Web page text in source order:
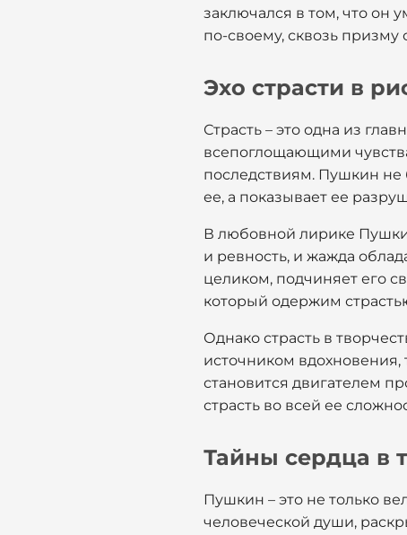
заключался в том, что он
по-своему, сквозь призму
Эхо страсти в
Страсть – это одна из
всепоглощающими
последствиям. Пушкин не
ее, а показывает ее
В любовной лирике
и ревность, и жажда
целиком, подчиняет его
который одержим
Однако страсть в
источником вдохновения,
становится двигателем
страсть во всей ее
Тайны сердца в
Пушкин – это не только
человеческой души,